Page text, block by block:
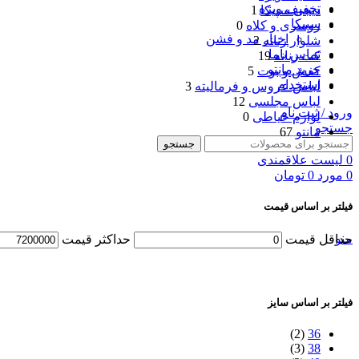
تخفیف ویژه
سپیکا
اخبار مد و فشن
تماس باما
خرید مانتو
استخدام
ورود / ثبت نام
جستجو
جستجو
0 لیست علاقمندی
0 مورد 0 تومان
منو
دیجی سپیکا 1
روسری و کلاه 0
شلوار زنانه 2
کت زنانه 19
کفش و بوت 5
لباس عروس و فرمالیته 3
لباس مجلسی 12
لوازم خیاطی 0
مانتو 67
فیلتر بر اساس قیمت
حداقل قیمت حداکثر قیمت
فیلتر بر اساس سایز
36
(2)
38
(3)